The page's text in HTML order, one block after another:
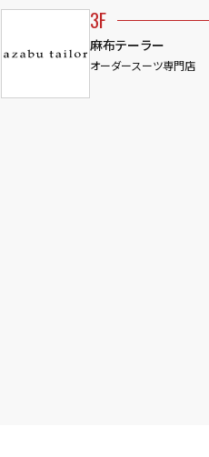
3F
麻布テーラー
オーダースーツ専門店